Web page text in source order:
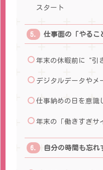
スタート
仕事面の「やるこ
年末の休暇前に“引
デジタルデータやメ
仕事納めの日を意識
年末の「働きすぎサ
自分の時間も忘れ